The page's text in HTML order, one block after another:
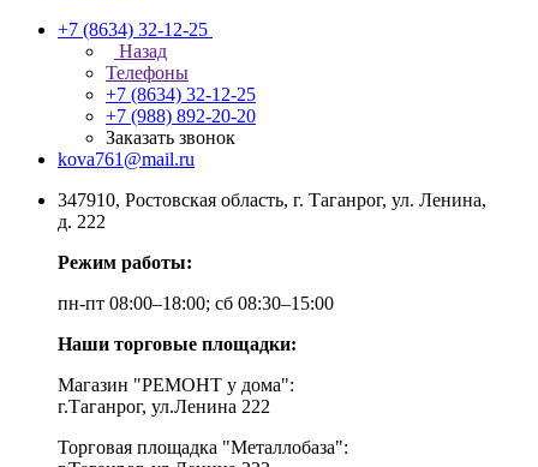
+7 (8634) 32-12-25
Назад
Телефоны
+7 (8634) 32-12-25
+7 (988) 892-20-20
Заказать звонок
kova761@mail.ru
347910, Ростовская область, г. Таганрог, ул. Ленина,
д. 222
Режим работы:
пн-пт 08:00–18:00; сб 08:30–15:00
Наши торговые площадки:
Магазин "РЕМОНТ у дома":
г.Таганрог, ул.Ленина 222
Торговая площадка "Металлобаза":